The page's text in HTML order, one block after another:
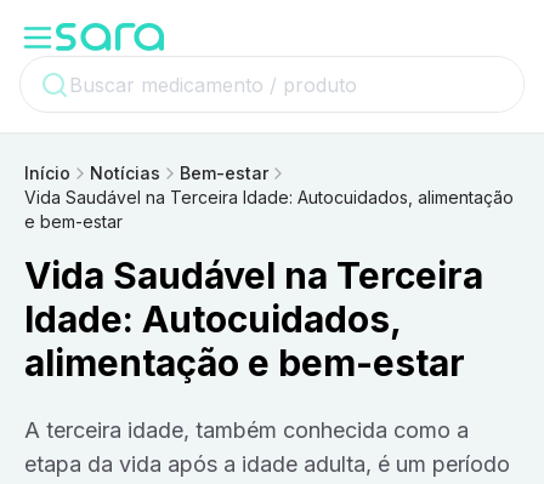
Início Notícias
Bem-estar
Vida Saudável na Terceira Idade: Autocuidados, alimentação
e bem-estar
Vida Saudável na Terceira
Idade: Autocuidados,
alimentação e bem-estar
A terceira idade, também conhecida como a
etapa da vida após a idade adulta, é um período